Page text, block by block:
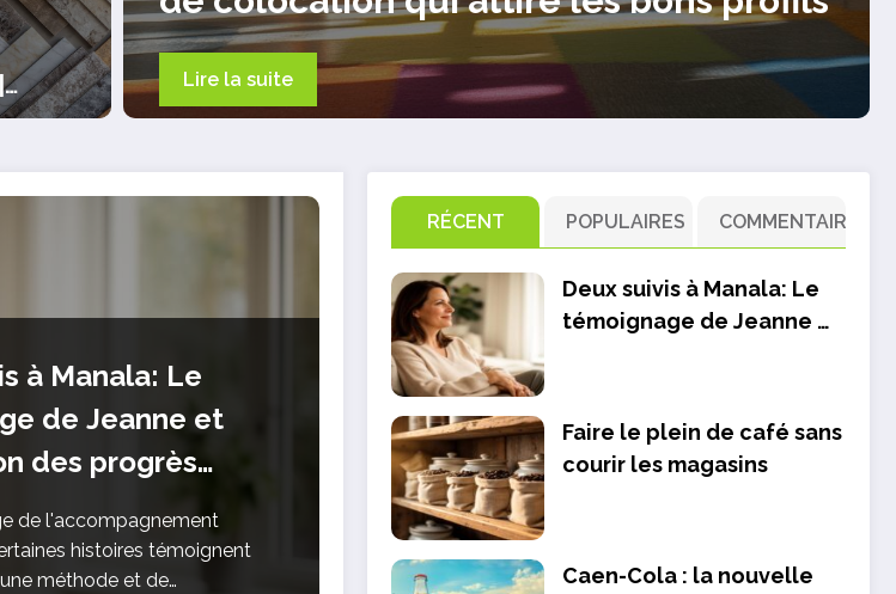
autour du cou
Lire la suite
à Manala: Le
de Jeanne et
des progrès
de l'accompagnement
histoires témoignent
méthode et de…
RÉCENT POPULAIRES COMMENTAIRE
Deux suivis à Manala: Le
témoignage de Jeanne et
Faire le plein de café sans
courir les magasins
Caen-Cola : la nouvelle